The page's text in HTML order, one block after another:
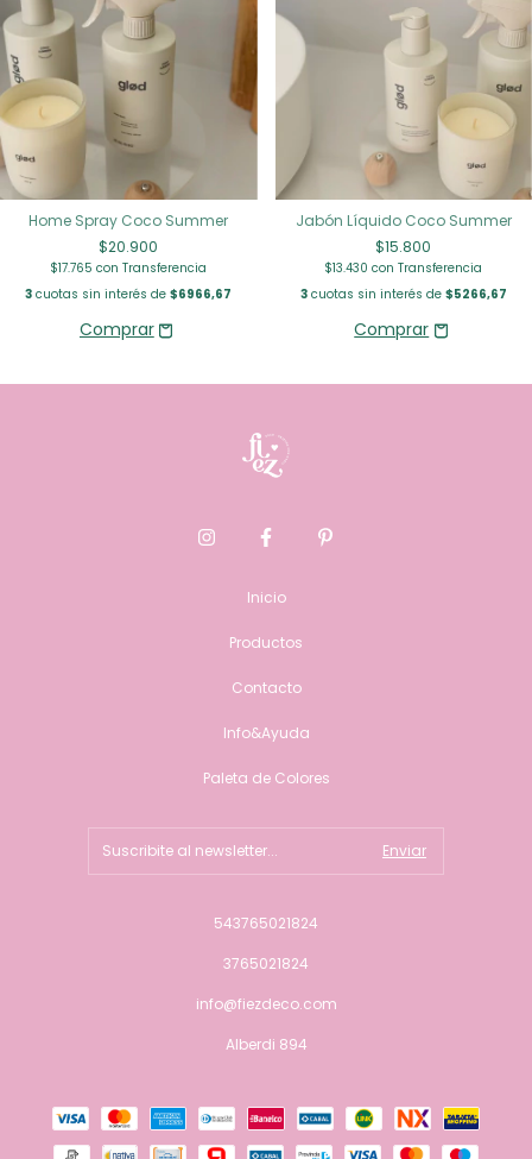
Home Spray Coco Summer
$20.900
$17.765con Transferencia
3 cuotas sin interés de$6966,67
Jabón Líquido Coco Summer
$15.800
$13.430con Transferencia
3cuotas sin interés de $5266,67
Inicio
Productos
Contacto
Info&Ayuda
Paleta de Colores
543765021824
3765021824
info@fiezdeco.com
Alberdi 894